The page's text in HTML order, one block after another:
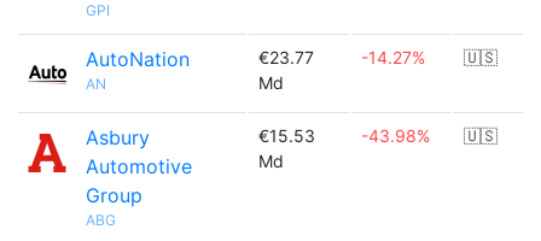
GPI
AutoNation
AN
€23.77
Md
-14.27% 🇺🇸
Asbury
Automotive
Group
ABG
€15.53
Md
-43.98% 🇺🇸